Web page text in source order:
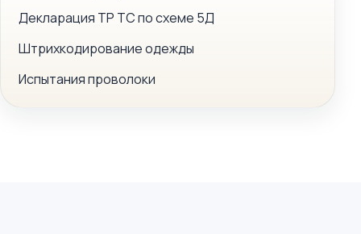
Декларация ТР ТС по схеме 5Д
Штрихкодирование одежды
Испытания проволоки